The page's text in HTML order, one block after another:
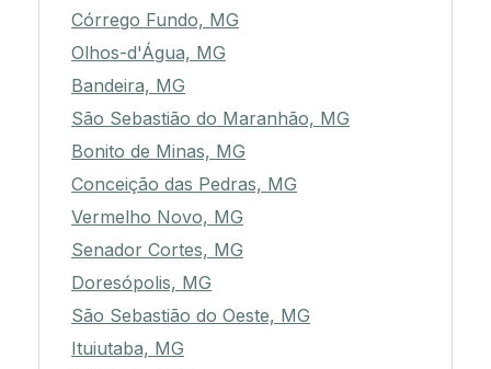
Córrego Fundo, MG
Olhos-d'Água, MG
Bandeira, MG
São Sebastião do Maranhão, MG
Bonito de Minas, MG
Conceição das Pedras, MG
Vermelho Novo, MG
Senador Cortes, MG
Doresópolis, MG
São Sebastião do Oeste, MG
Ituiutaba, MG